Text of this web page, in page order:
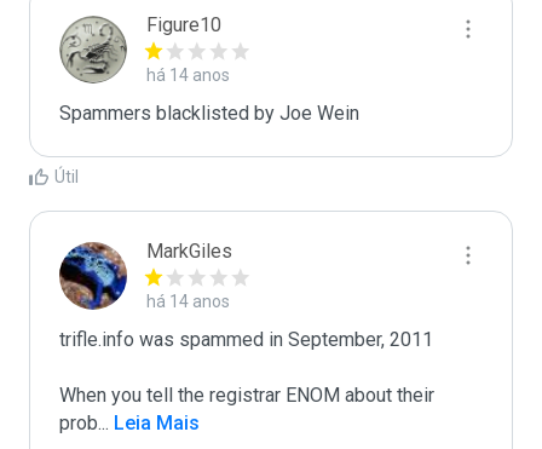
Figure10
há 14 anos
Spammers blacklisted by Joe Wein
Útil
MarkGiles
há 14 anos
trifle.info was spammed in September, 2011
When you tell the registrar ENOM about their
prob... Leia Mais